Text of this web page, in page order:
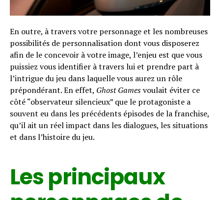
En outre, à travers votre personnage et les nombreuses
possibilités de personnalisation dont vous disposerez
afin de le concevoir à votre image, l’enjeu est que vous
puissiez vous identifier à travers lui et prendre part à
l’intrigue du jeu dans laquelle vous aurez un rôle
prépondérant. En effet, Ghost Gamesvoulait éviter ce
côté “observateur silencieux” que le protagoniste a
souvent eu dans les précédents épisodes de la franchise,
qu’il ait un réel impact dans les dialogues, les situations
et dans l’histoire du jeu.
Les principaux